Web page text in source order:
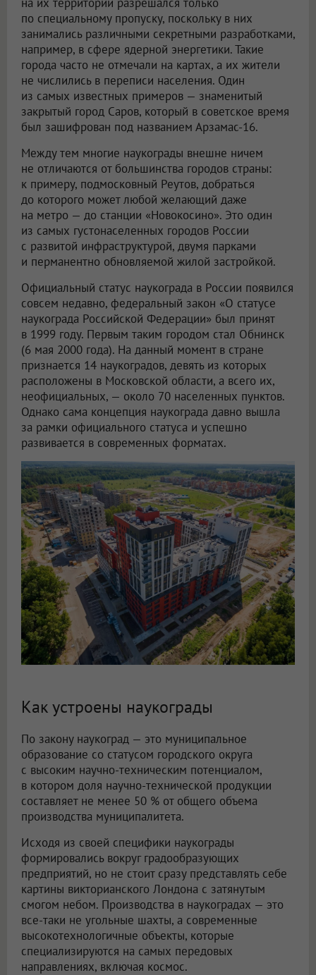
по специальному пропуску, поскольку в них
занимались различными секретными разработками,
например, в сфере ядерной энергетики. Такие
города часто не отмечали на картах, а их жители
не числились в переписи населения. Один
из самых известных примеров — знаменитый
закрытый город Саров, который в советское время
был зашифрован под названием Арзамас-16.
Между тем многие наукограды внешне ничем
не отличаются от большинства городов страны:
к примеру, подмосковный Реутов, добраться
до которого может любой желающий даже
на метро — до станции «Новокосино». Это один
из самых густонаселенных городов России
с развитой инфраструктурой, двумя парками
и перманентно обновляемой жилой застройкой.
Официальный статус наукограда в России появился
совсем недавно, федеральный закон «О статусе
наукограда Российской Федерации» был принят
в 1999 году. Первым таким городом стал Обнинск
(6 мая 2000 года). На данный момент в стране
признается 14 наукоградов, девять из которых
расположены в Московской области, а всего их,
неофициальных, — около 70 населенных пунктов.
Однако сама концепция наукограда давно вышла
за рамки официального статуса и успешно
развивается в современных форматах.
Как устроены наукограды
По закону наукоград — это муниципальное
образование со статусом городского округа
с высоким научно-техническим потенциалом,
в котором доля научно-технической продукции
составляет не менее 50 % от общего объема
производства муниципалитета.
Исходя из своей специфики наукограды
формировались вокруг градообразующих
предприятий, но не стоит сразу представлять себе
картины викторианского Лондона с затянутым
смогом небом. Производства в наукоградах — это
все-таки не угольные шахты, а современные
высокотехнологичные объекты, которые
специализируются на самых передовых
направлениях, включая космос.